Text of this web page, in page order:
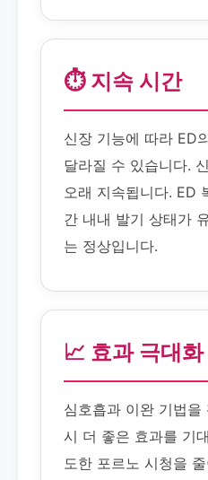
⏱️ 지속 시간
신장 기능에 따라 ED
달라질 수 있습니다.
오래 지속됩니다. ED
간 내내 발기 상태가
는 정상입니다.
📈 효과 극대화
심호흡과 이완 기법을
시 더 좋은 효과를 기
도한 포르노 시청을